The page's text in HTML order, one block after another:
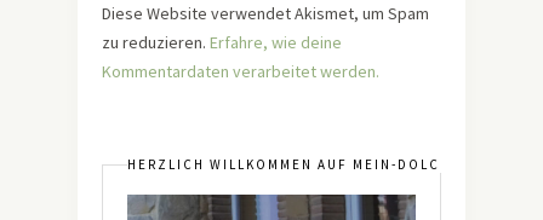
Diese Website verwendet Akismet, um Spam
zu reduzieren. Erfahre, wie deine
Kommentardaten verarbeitet werden.
HERZLICH WILLKOMMEN AUF MEIN-DOLCEVITA.DE